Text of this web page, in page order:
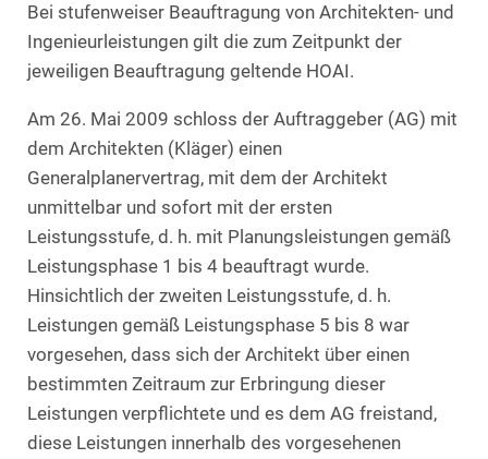
Bei stufenweiser Beauftragung von Architekten- und
Ingenieurleistungen gilt die zum Zeitpunkt der
jeweiligen Beauftragung geltende HOAI.
Am 26. Mai 2009 schloss der Auftraggeber (AG) mit
dem Architekten (Kläger) einen
Generalplanervertrag, mit dem der Architekt
unmittelbar und sofort mit der ersten
Leistungsstufe, d. h. mit Planungsleistungen gemäß
Leistungsphase 1 bis 4 beauftragt wurde.
Hinsichtlich der zweiten Leistungsstufe, d. h.
Leistungen gemäß Leistungsphase 5 bis 8 war
vorgesehen, dass sich der Architekt über einen
bestimmten Zeitraum zur Erbringung dieser
Leistungen verpflichtete und es dem AG freistand,
diese Leistungen innerhalb des vorgesehenen